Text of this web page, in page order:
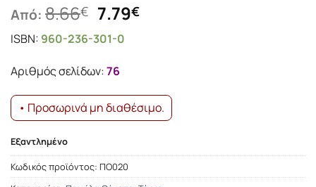
Από: 8.66€ Original
price
was:
8.66€.
7.79€Η
ISBN: 960-236-301-0
Αριθμός σελίδων:76
• Προσωρινά μη διαθέσιμο.
Εξαντλημένο
Κωδικός προϊόντος: ΠΟ020